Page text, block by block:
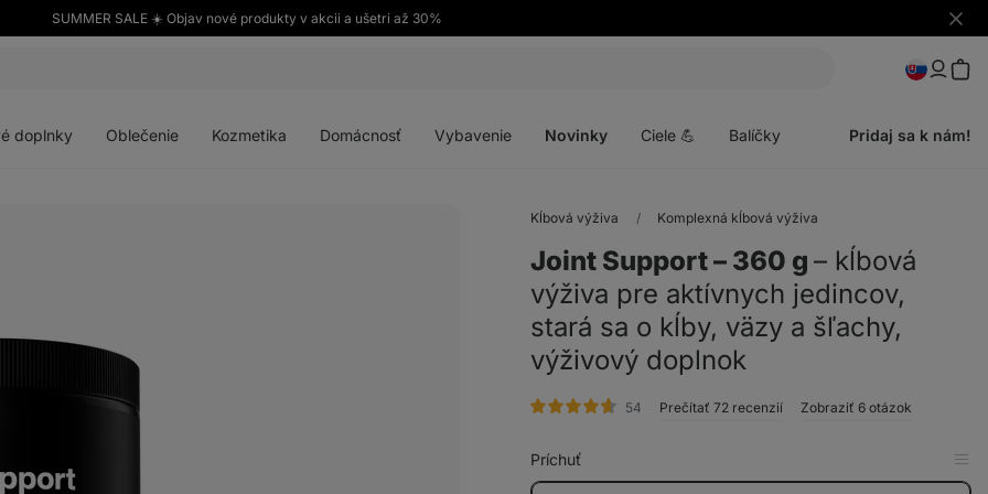
SUMMER SALE ☀️ Objav nové produkty v akcii a ušetri až 30%
Skryť
doplnky Oblečenie Kozmetika Domácnosť Vybavenie Novinky Ciele 💪 Balíčky Pridaj sa k nám!
Kĺbová výživa Komplexná kĺbová výživa
Joint Support ⁠–⁠ 360 g ⁠–⁠ kĺbová
výživa pre aktívnych jedincov,
stará sa o kĺby, väzy a šľachy,
výživový doplnok
54 hodnotenie
Prečítať 72 recenzií Zobraziť 6 otázok
Príchuť
v